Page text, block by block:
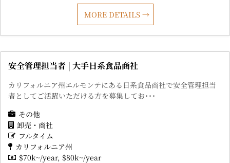
MORE DETAILS
安全管理担当者 | 大手日系食品商社
カリフォルニア州エルモンテにある日系食品商社で安全管理担当
者としてご活躍いただける方を募集してお･･･
その他
卸売・商社
フルタイム
カリフォルニア州
$70k~/year $80k~/year